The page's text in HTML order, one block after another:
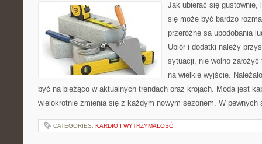
Jak ubierać się gustownie,
się może być bardzo
przeróżne są upodobania
Ubiór i dodatki należy
sytuacji, nie wolno
na wielkie wyjście.
być na bieżąco w aktualnych trendach oraz krojach. Moda jest
wielokrotnie zmienia się z każdym nowym sezonem. W
CATEGORIES: KARDIO I WYTRZYMAŁOŚĆ